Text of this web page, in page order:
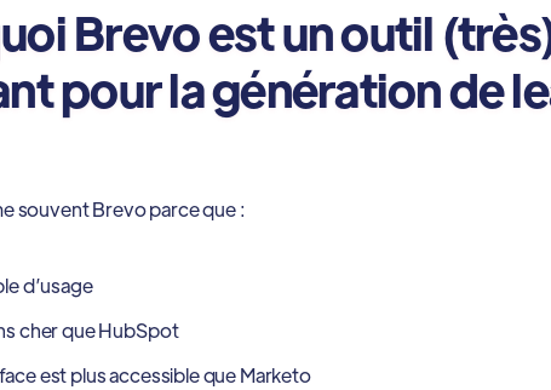
Brevo est un outil
pour la génération de
souvent Brevo parce que :
d’usage
cher que HubSpot
est plus accessible que Marketo